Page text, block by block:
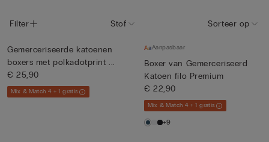
Filter Stof Sorteer op
Gemerceriseerde katoenen
boxers met polkadotprint ...
€ 25,90
Mix & Match 4 + 1 gratis
Aanpasbaar
Boxer van Gemerceriseerd
Katoen filo Premium
€ 22,90
Mix & Match 4 + 1 gratis
+9